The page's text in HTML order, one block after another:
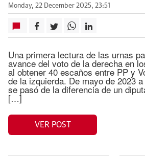
Monday, 22 December 2025, 23:51
Una primera lectura de las urnas
avance del voto de la derecha en
al obtener 40 escaños entre PP y
de la izquierda. De mayo de 2023
se pasó de la diferencia de un
[…]
VER POST